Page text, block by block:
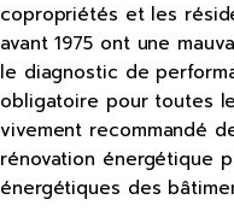
copropriétés et les
avant 1975 ont une
le diagnostic de
obligatoire pour toutes
vivement recommandé
rénovation énergétique
énergétiques des